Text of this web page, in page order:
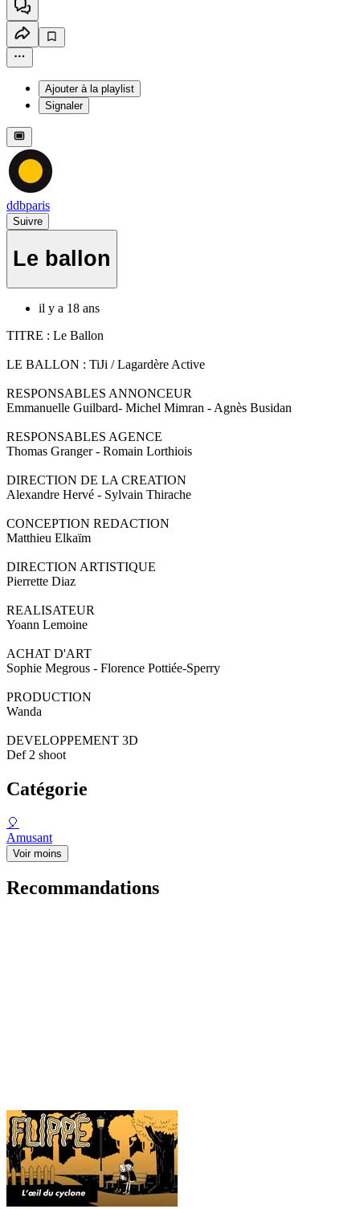
Ajouter à la playlist
Signaler
ddbparis
Suivre
Le ballon
il y a 18 ans
TITRE : Le Ballon
LE BALLON : TiJi / Lagardère Active
RESPONSABLES ANNONCEUR
Emmanuelle Guilbard- Michel Mimran - Agnès Busidan
RESPONSABLES AGENCE
Thomas Granger - Romain Lorthiois
DIRECTION DE LA CREATION
Alexandre Hervé - Sylvain Thirache
CONCEPTION REDACTION
Matthieu Elkaïm
DIRECTION ARTISTIQUE
Pierrette Diaz
REALISATEUR
Yoann Lemoine
ACHAT D'ART
Sophie Megrous - Florence Pottiée-Sperry
PRODUCTION
Wanda
DEVELOPPEMENT 3D
Def 2 shoot
Catégorie
🎈
Amusant
Voir moins
Recommandations